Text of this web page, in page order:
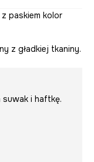
paskiem kolor
z gładkiej tkaniny.
suwak i haftkę.